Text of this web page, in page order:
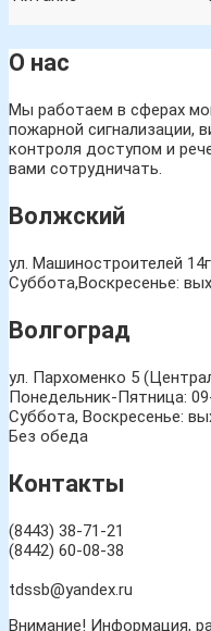
О нас
Мы работаем в сферах
пожарной сигнализации,
контроля доступом и
вами сотрудничать.
Волжский
ул. Машиностроителей 14г
Суббота,Воскресенье:
Волгоград
ул. Пархоменко 5
Понедельник-Пятница:
Суббота, Воскресенье:
Без обеда
Контакты
(8443) 38-71-21
(8442) 60-08-38
tdssb@yandex.ru
Внимание! Информация,